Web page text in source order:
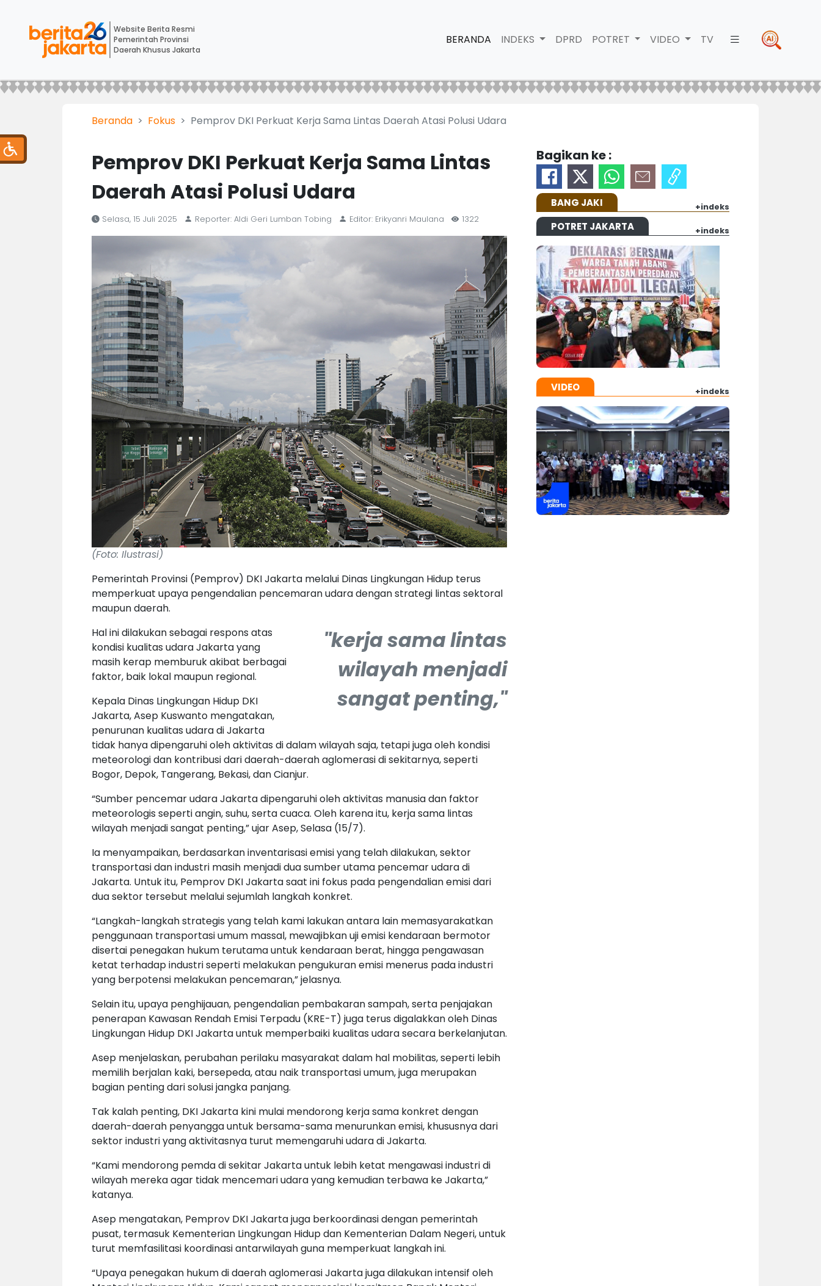
Website Berita Resmi
Pemerintah Provinsi
Daerah Khusus Jakarta
BERANDA INDEKS DPRD POTRET VIDEO TV
Beranda Fokus Pemprov DKI Perkuat Kerja Sama Lintas Daerah Atasi Polusi Udara
Pemprov DKI Perkuat Kerja Sama Lintas
Daerah Atasi Polusi Udara
Selasa, 15 Juli 2025 Reporter: Aldi Geri Lumban Tobing Editor: Erikyanri Maulana 1322
(Foto: Ilustrasi)
Pemerintah Provinsi (Pemprov) DKI Jakarta melalui Dinas Lingkungan Hidup terus
memperkuat upaya pengendalian pencemaran udara dengan strategi lintas sektoral
maupun daerah.
"kerja sama lintas
wilayah menjadi
sangat penting,"
Hal ini dilakukan sebagai respons atas
kondisi kualitas udara Jakarta yang
masih kerap memburuk akibat berbagai
faktor, baik lokal maupun regional.
Kepala Dinas Lingkungan Hidup DKI
Jakarta, Asep Kuswanto mengatakan,
penurunan kualitas udara di Jakarta
tidak hanya dipengaruhi oleh aktivitas di dalam wilayah saja, tetapi juga oleh kondisi
meteorologi dan kontribusi dari daerah-daerah aglomerasi di sekitarnya, seperti
Bogor, Depok, Tangerang, Bekasi, dan Cianjur.
“Sumber pencemar udara Jakarta dipengaruhi oleh aktivitas manusia dan faktor
meteorologis seperti angin, suhu, serta cuaca. Oleh karena itu, kerja sama lintas
wilayah menjadi sangat penting,” ujar Asep, Selasa (15/7).
Ia menyampaikan, berdasarkan inventarisasi emisi yang telah dilakukan, sektor
transportasi dan industri masih menjadi dua sumber utama pencemar udara di
Jakarta. Untuk itu, Pemprov DKI Jakarta saat ini fokus pada pengendalian emisi dari
dua sektor tersebut melalui sejumlah langkah konkret.
“Langkah-langkah strategis yang telah kami lakukan antara lain memasyarakatkan
penggunaan transportasi umum massal, mewajibkan uji emisi kendaraan bermotor
disertai penegakan hukum terutama untuk kendaraan berat, hingga pengawasan
ketat terhadap industri seperti melakukan pengukuran emisi menerus pada industri
yang berpotensi melakukan pencemaran,” jelasnya.
Selain itu, upaya penghijauan, pengendalian pembakaran sampah, serta penjajakan
penerapan Kawasan Rendah Emisi Terpadu (KRE-T) juga terus digalakkan oleh Dinas
Lingkungan Hidup DKI Jakarta untuk memperbaiki kualitas udara secara berkelanjutan.
Asep menjelaskan, perubahan perilaku masyarakat dalam hal mobilitas, seperti lebih
memilih berjalan kaki, bersepeda, atau naik transportasi umum, juga merupakan
bagian penting dari solusi jangka panjang.
Tak kalah penting, DKI Jakarta kini mulai mendorong kerja sama konkret dengan
daerah-daerah penyangga untuk bersama-sama menurunkan emisi, khususnya dari
sektor industri yang aktivitasnya turut memengaruhi udara di Jakarta.
“Kami mendorong pemda di sekitar Jakarta untuk lebih ketat mengawasi industri di
wilayah mereka agar tidak mencemari udara yang kemudian terbawa ke Jakarta,”
katanya.
Asep mengatakan, Pemprov DKI Jakarta juga berkoordinasi dengan pemerintah
pusat, termasuk Kementerian Lingkungan Hidup dan Kementerian Dalam Negeri, untuk
turut memfasilitasi koordinasi antarwilayah guna memperkuat langkah ini.
“Upaya penegakan hukum di daerah aglomerasi Jakarta juga dilakukan intensif oleh
Bagikan ke :
BANG JAKI +indeks
POTRET JAKARTA +indeks
VIDEO +indeks